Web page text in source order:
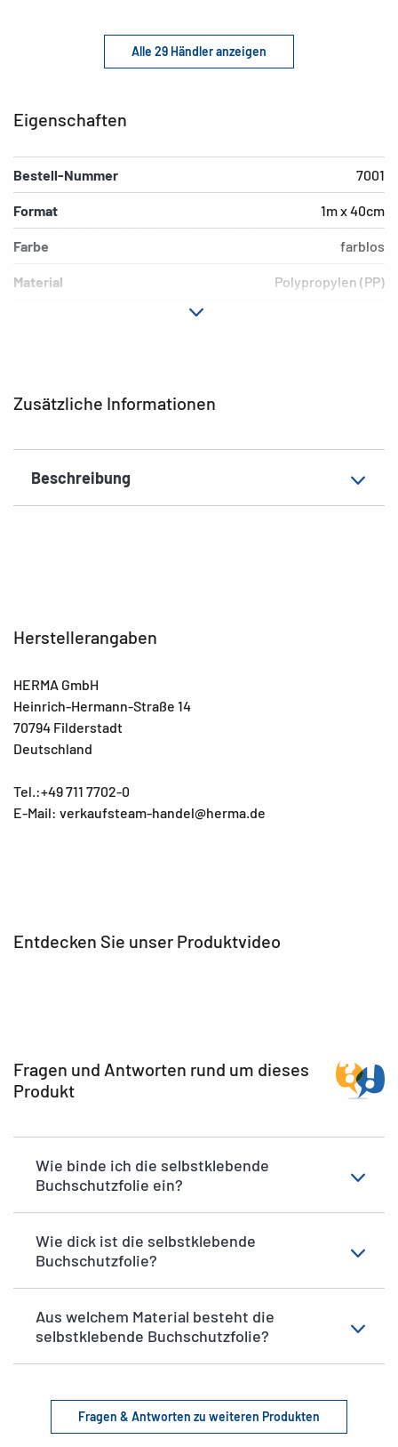
Alle 29 Händler anzeigen
Zusätzliche Informationen
Beschreibung
Eigenschaften
Bestell-Nummer 7001
Format 1m x 40cm
Farbe farblos
Material Polypropylen (PP)
Herstellerangaben
HERMA GmbH
Heinrich-Hermann-Straße 14
70794 Filderstadt
Deutschland
Tel.:+49 711 7702-0
E-Mail: verkaufsteam-handel@herma.de
Entdecken Sie unser Produktvideo
Fragen und Antworten rund um dieses
Produkt
Wie binde ich die selbstklebende
Buchschutzfolie ein?
Wie dick ist die selbstklebende
Buchschutzfolie?
Aus welchem Material besteht die
selbstklebende Buchschutzfolie?
Fragen & Antworten zu weiteren Produkten